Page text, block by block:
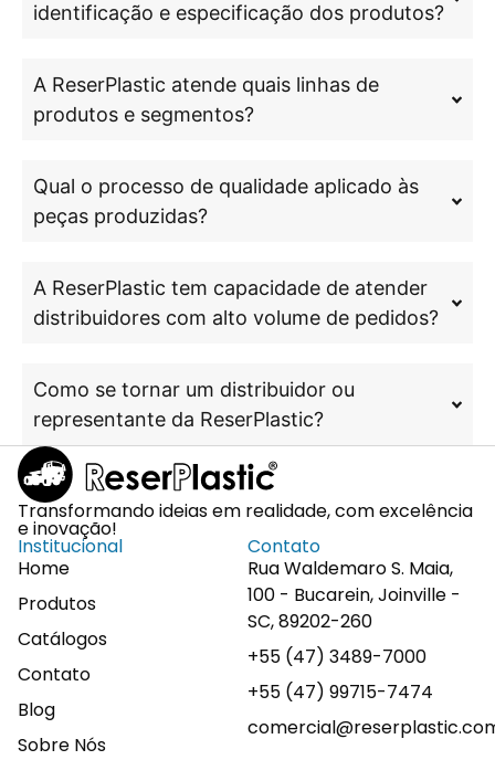
identificação e especificação dos produtos?
A ReserPlastic atende quais linhas de
produtos e segmentos?
Qual o processo de qualidade aplicado às
peças produzidas?
A ReserPlastic tem capacidade de atender
distribuidores com alto volume de pedidos?
Como se tornar um distribuidor ou
representante da ReserPlastic?
Transformando ideias em realidade, com excelência
e inovação!
Institucional
Home
Produtos
Catálogos
Contato
Blog
Sobre Nós
Contato
Rua Waldemaro S. Maia,
100 - Bucarein, Joinville -
SC, 89202-260
+55 (47) 3489-7000
+55 (47) 99715-7474